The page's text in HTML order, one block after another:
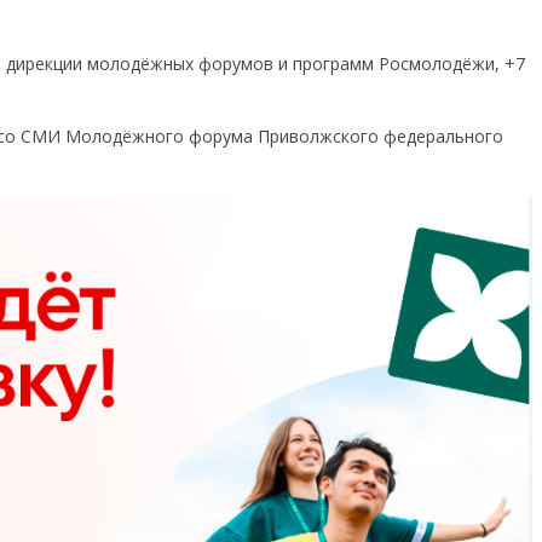
дирекции молодёжных форумов и программ Росмолодёжи, +7
СМИ Молодёжного форума Приволжского федерального